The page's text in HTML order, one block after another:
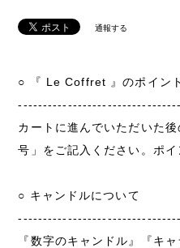
通報する
○ 『 Le Coffret 』のポイン
カートに進んでいただいた
号」をご記入ください。ポイ
○ キャンドルについて
『数字のキャンドル』『キ